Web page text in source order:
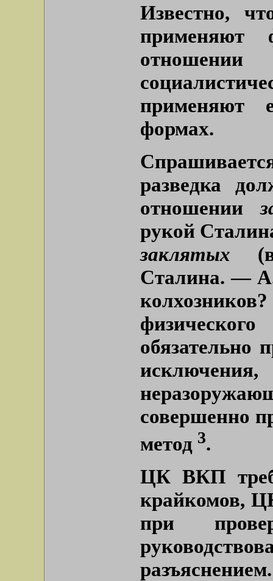
Известно,
применяют
применяют
формах.
разведка
отношении
рукой
заклятых
Сталина. —
обязательно
совершенно
метод 3.
ЦК ВКП
крайкомов,
при